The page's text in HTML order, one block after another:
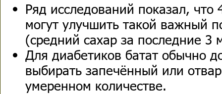
Ряд исследований показал, что
могут улучшить такой важный
(средний сахар за последние 3
Для диабетиков батат обычно
выбирать запечённый или
умеренном количестве.